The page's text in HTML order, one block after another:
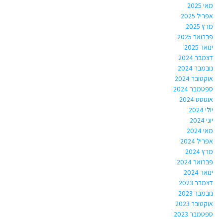
מאי 2025
אפריל 2025
מרץ 2025
פברואר 2025
ינואר 2025
דצמבר 2024
נובמבר 2024
אוקטובר 2024
ספטמבר 2024
אוגוסט 2024
יולי 2024
יוני 2024
מאי 2024
אפריל 2024
מרץ 2024
פברואר 2024
ינואר 2024
דצמבר 2023
נובמבר 2023
אוקטובר 2023
ספטמבר 2023